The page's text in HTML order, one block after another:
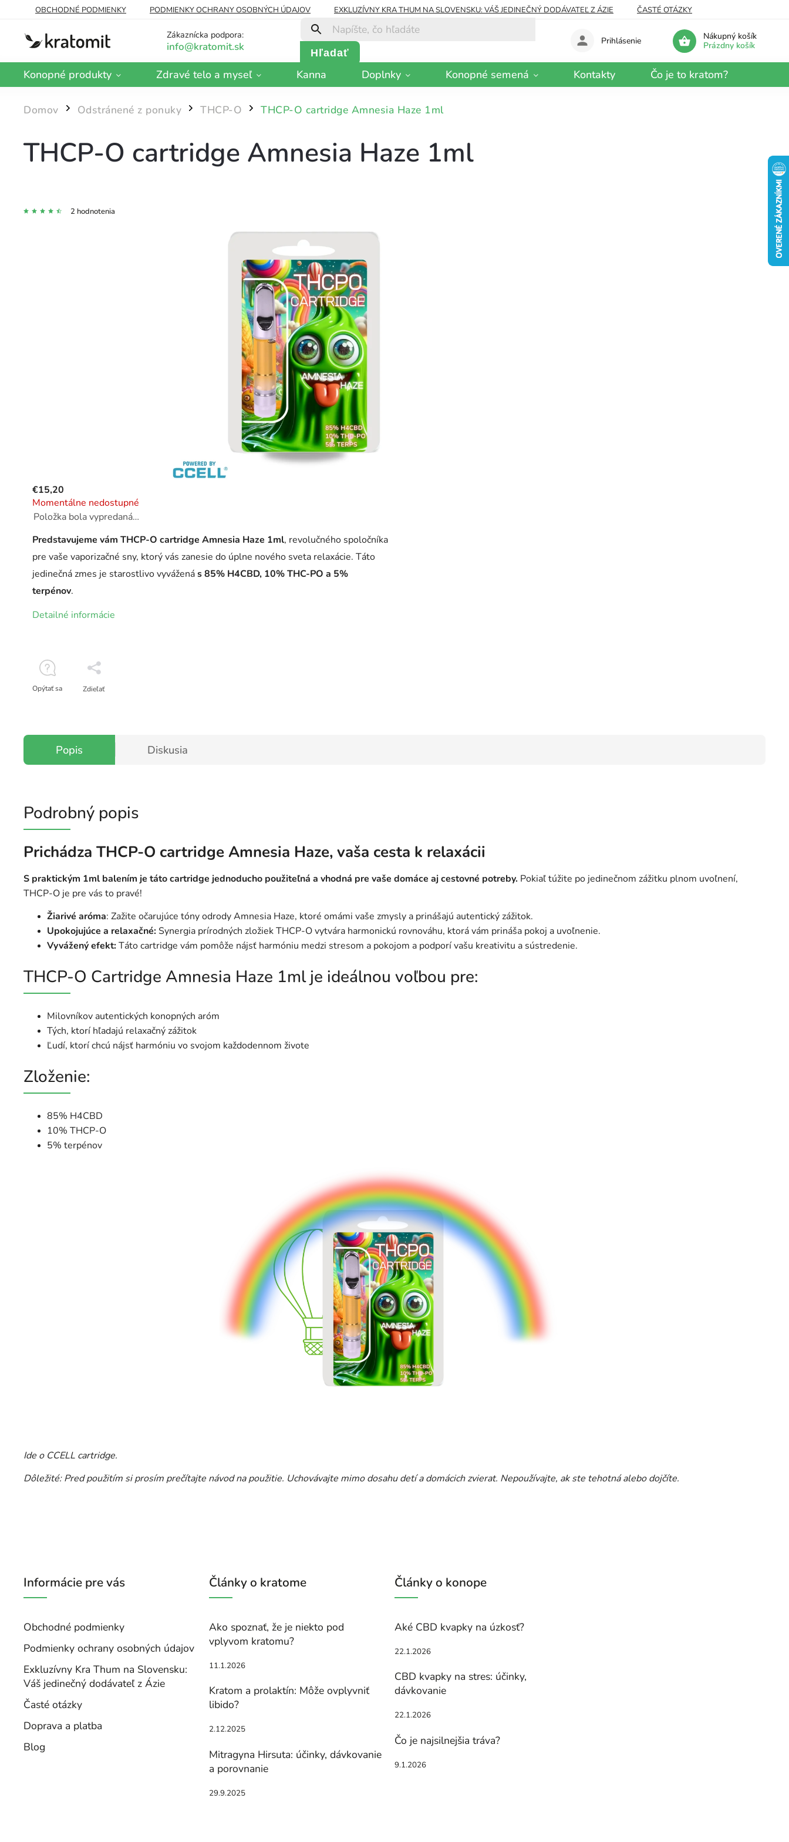
OBCHODNÉ PODMIENKY PODMIENKY OCHRANY OSOBNÝCH ÚDAJOV EXKLUZÍVNY KRA THUM NA SLOVENSKU: VÁŠ JEDINEČNÝ DODÁVATEĽ Z ÁZIE
ČASTÉ OTÁZKY
Zákaznícka podpora:
Hľadať
Nákupný košík
Prázdny košík
Prihlásenie
Konopné produkty Zdravé telo a myseľ Kanna Doplnky Konopné semená Kontakty Čo je to kratom?
Domov / Odstránené z ponuky / THCP-O / THCP-O cartridge Amnesia Haze 1ml
THCP-O cartridge Amnesia Haze 1ml
2 hodnotenia
€15,20
Momentálne nedostupné
Položka bola vypredaná…
Predstavujeme vám THCP-O cartridge Amnesia Haze 1ml, revolučného spoločníka
pre vaše vaporizačné sny, ktorý vás zanesie do úplne nového sveta relaxácie. Táto
jedinečná zmes je starostlivo vyváženás 85% H4CBD, 10% THC-PO a 5%
terpénov.
Detailné informácie
Opýtať sa Zdieľať
Popis Diskusia
Podrobný popis
Prichádza THCP-O cartridge Amnesia Haze, vaša cesta k relaxácii
S praktickým 1ml balením je táto cartridge jednoducho použiteľná a vhodná pre vaše domáce aj cestovné potreby. Pokiaľ túžite po jedinečnom zážitku plnom uvoľnení,
THCP-O je pre vás to pravé!
Žiarivé aróma: Zažite očarujúce tóny odrody Amnesia Haze, ktoré omámi vaše zmysly a prinášajú autentický zážitok.
Upokojujúce a relaxačné:Synergia prírodných zložiek THCP-O vytvára harmonickú rovnováhu, ktorá vám prináša pokoj a uvoľnenie.
Vyvážený efekt:Táto cartridge vám pomôže nájsť harmóniu medzi stresom a pokojom a podporí vašu kreativitu a sústredenie.
THCP-O Cartridge Amnesia Haze 1ml je ideálnou voľbou pre:
Milovníkov autentických konopných aróm
Tých, ktorí hľadajú relaxačný zážitok
Ľudí, ktorí chcú nájsť harmóniu vo svojom každodennom živote
Zloženie:
85% H4CBD
10% THCP-O
5% terpénov
Ide o CCELL cartridge.
Dôležité: Pred použitím si prosím prečítajte návod na použitie. Uchovávajte mimo dosahu detí a domácich zvierat. Nepoužívajte, ak ste tehotná alebo dojčíte.
Informácie pre vás
Obchodné podmienky
Podmienky ochrany osobných údajov
Exkluzívny Kra Thum na Slovensku:
Váš jedinečný dodávateľ z Ázie
Časté otázky
Doprava a platba
Blog
Články o kratome
Ako spoznať, že je niekto pod
vplyvom kratomu?
11.1.2026
Kratom a prolaktín: Môže ovplyvniť
libido?
2.12.2025
Mitragyna Hirsuta: účinky, dávkovanie
a porovnanie
29.9.2025
Články o konope
Aké CBD kvapky na úzkosť?
22.1.2026
CBD kvapky na stres: účinky,
dávkovanie
22.1.2026
Čo je najsilnejšia tráva?
9.1.2026